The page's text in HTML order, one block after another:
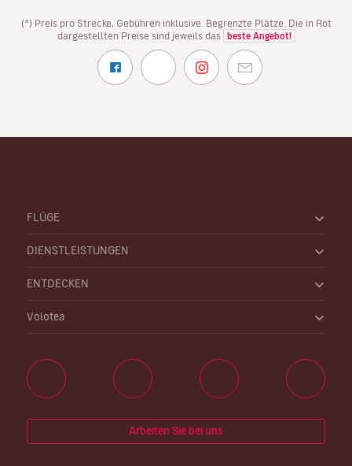
(*) Preis pro Strecke, Gebühren inklusive. Begrenzte Plätze. Die in Rot
dargestellten Preise sind jeweils das
beste Angebot!
FLÜGE
DIENSTLEISTUNGEN
ENTDECKEN
Volotea
Arbeiten Sie bei uns